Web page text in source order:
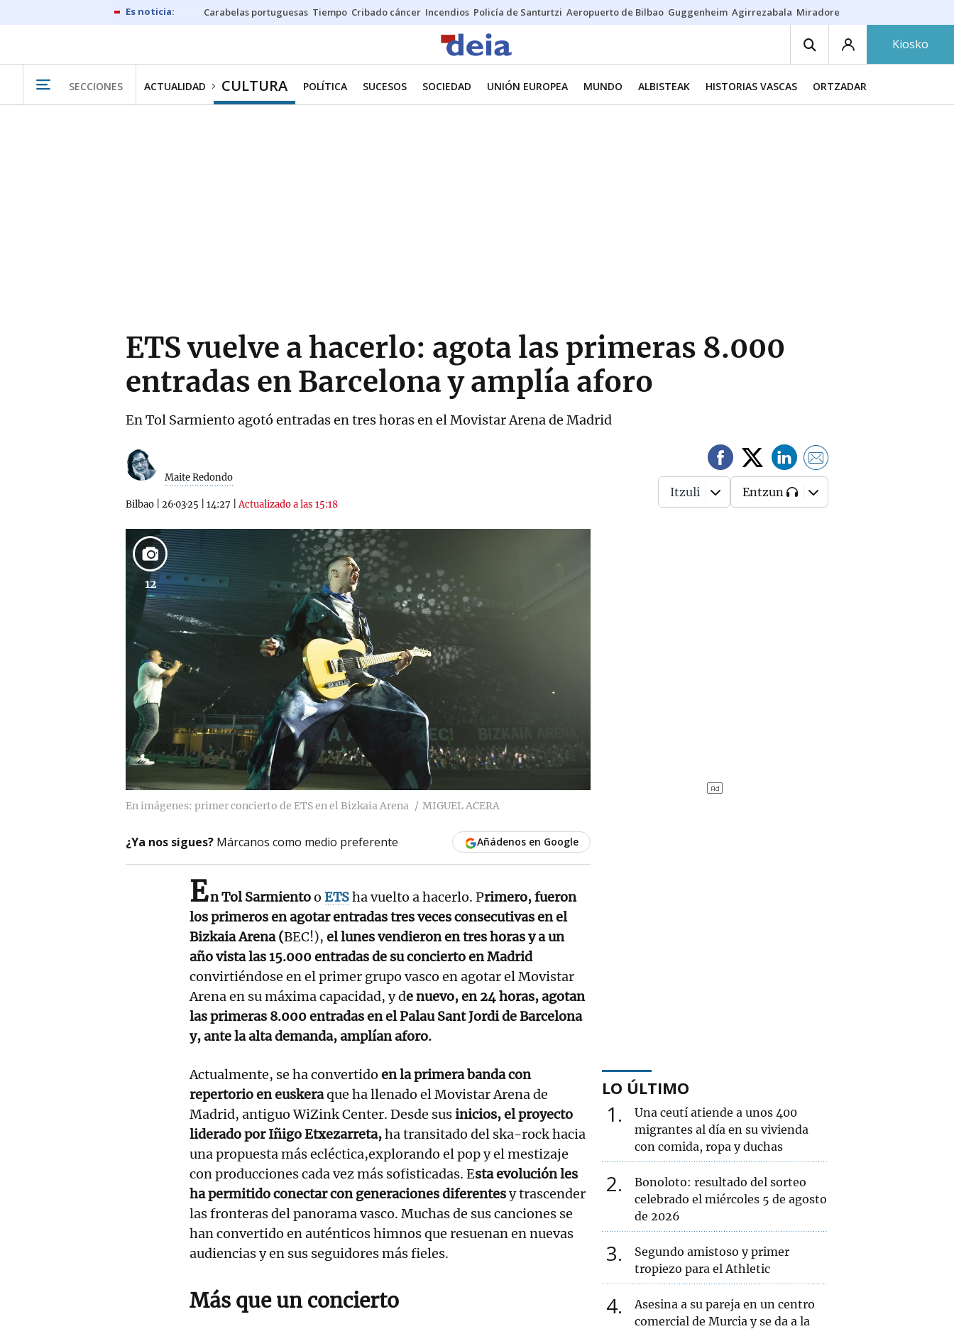
Carabelas portuguesas Tiempo Cribado cáncer Incendios Policía de Santurtzi Aeropuerto de Bilbao Guggenheim Agirrezabala Miradores en Bilbao
Kiosko
SECCIONES ACTUALIDAD CULTURA POLÍTICA SUCESOS SOCIEDAD UNIÓN EUROPEA MUNDO ALBISTEAK HISTORIAS VASCAS ORTZADAR
ETS vuelve a hacerlo: agota las primeras 8.000
entradas en Barcelona y amplía aforo
En Tol Sarmiento agotó entradas en tres horas en el Movistar Arena de Madrid
Maite Redondo
Bilbao 26·03·25 14:27 |Actualizado a las 15:18
Itzuli Entzun
12
En imágenes: primer concierto de ETS en el Bizkaia Arena MIGUEL ACERA
¿Ya nos sigues? Márcanos como medio preferente Añádenos en Google
En Tol Sarmientoo ETSha vuelto a hacerlo. Primero, fueron
los primeros en agotar entradas tres veces consecutivas en el
Bizkaia Arena (BEC!), el lunes vendieron en tres horas y a un
año vista las 15.000 entradas de su concierto en Madrid
convirtiéndose en el primer grupo vasco en agotar el Movistar
Arena en su máxima capacidad, y de nuevo, en 24 horas, agotan
las primeras 8.000 entradas en el Palau Sant Jordi de Barcelona
y, ante la alta demanda, amplían aforo.
Actualmente, se ha convertido en la primera banda con
repertorio en euskeraque ha llenado el Movistar Arena de
Madrid, antiguo WiZink Center. Desde susinicios, el proyecto
liderado por Iñigo Etxezarreta,ha transitado del ska-rock hacia
una propuesta más ecléctica,explorando el pop y el mestizaje
con producciones cada vez más sofisticadas. Esta evolución les
ha permitido conectar con generaciones diferentesy trascender
las fronteras del panorama vasco. Muchas de sus canciones se
han convertido en auténticos himnos que resuenan en nuevas
audiencias y en sus seguidores más fieles.
Más que un concierto
LO ÚLTIMO
1
Una ceutí atiende a unos 400
migrantes al día en su vivienda
con comida, ropa y duchas
2
Bonoloto: resultado del sorteo
celebrado el miércoles 5 de agosto
de 2026
3
Segundo amistoso y primer
tropiezo para el Athletic
4
Asesina a su pareja en un centro
comercial de Murcia y se da a la